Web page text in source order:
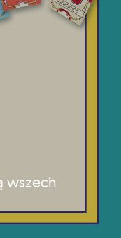
wszech